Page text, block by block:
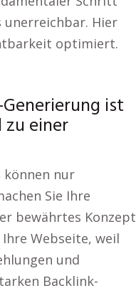
unerreichbar. Hier
optimiert.
ist
einer
können nur
Sie Ihre
bewährtes Konzept
Webseite, weil
und
Backlink-